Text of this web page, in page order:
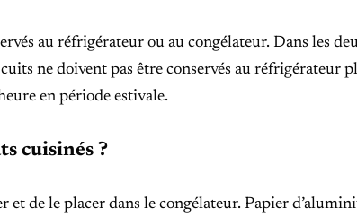
au réfrigérateur ou au congélateur. Dans les
ne doivent pas être conservés au réfrigérateur
en période estivale.
cuisinés ?
et de le placer dans le congélateur. Papier